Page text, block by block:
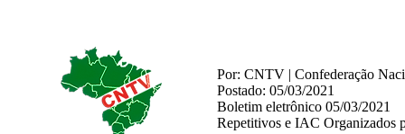
Por: CNTV | Confederação
Postado: 05/03/2021
Boletim eletrônico 05/03/2021
Repetitivos e IAC Organizados